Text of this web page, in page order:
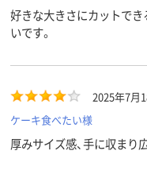
好きな大きさにカットで
いです。
2025年7月
ケーキ食べたい様
厚みサイズ感、手に収まり